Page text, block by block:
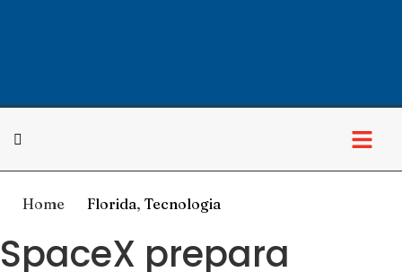
Home Florida, Tecnologia
SpaceX prepara